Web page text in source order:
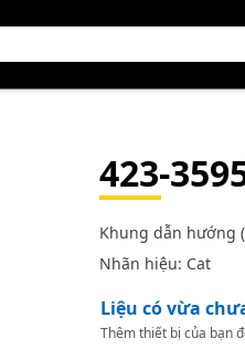
423-
Khung dẫn hướng
Nhãn hiệu: Cat
Liệu có vừa
Thêm thiết bị của bạn